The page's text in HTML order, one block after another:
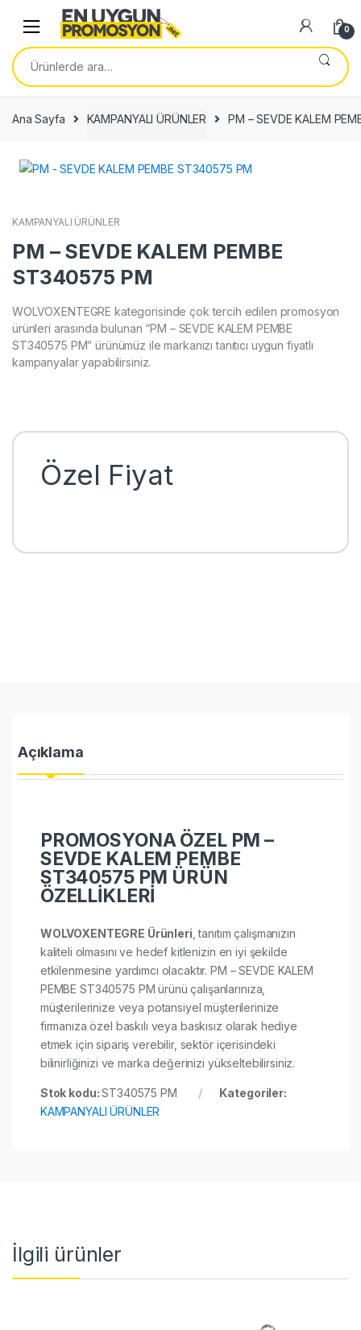
navigation
content
0
Ara:
Ana Sayfa KAMPANYALI ÜRÜNLER PM – SEVDE KALEM
KAMPANYALI ÜRÜNLER
PM – SEVDE KALEM PEMBE
ST340575 PM
WOLVOXENTEGRE kategorisinde çok tercih edilen promosyon
ürünleri arasında bulunan “PM – SEVDE KALEM PEMBE
ST340575 PM” ürünümüz ile markanızı tanıtıcı uygun fiyatlı
kampanyalar yapabilirsiniz.
Özel Fiyat
Açıklama
PROMOSYONA ÖZEL PM –
SEVDE KALEM PEMBE
ST340575 PM ÜRÜN
ÖZELLİKLERİ
WOLVOXENTEGRE Ürünleri , tanıtım çalışmanızın
kaliteli olmasını ve hedef kitlenizin en iyi şekilde
etkilenmesine yardımcı olacaktır. PM – SEVDE KALEM
PEMBE ST340575 PM ürünü çalışanlarınıza,
müşterilerinize veya potansiyel müşterilerinize
firmanıza özel baskılı veya baskısız olarak hediye
etmek için sipariş verebilir, sektör içerisindeki
bilinirliğinizi ve marka değerinizi yükseltebilirsiniz.
Stok kodu:ST340575 PM
Kategoriler:
KAMPANYALI ÜRÜNLER
İlgili ürünler